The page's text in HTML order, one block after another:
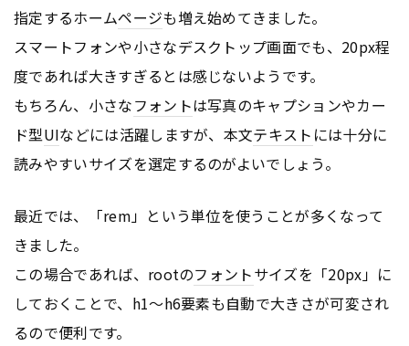
指定するホームページも増え始めてきました。
スマートフォンや小さなデスクトップ画面でも、20px程
度であれば大きすぎるとは感じないようです。
もちろん、小さなフォントは写真のキャプションやカー
ド型UIなどには活躍しますが、本文テキスト には十分に
読みやすいサイズを選定するのがよいでしょう。
最近では、「rem」という単位を使うことが多くなって
きました。
この場合であれば、rootのフォントサイズを「20px」に
しておくことで、h1〜h6要素も自動で大きさが可変され
るので便利です。